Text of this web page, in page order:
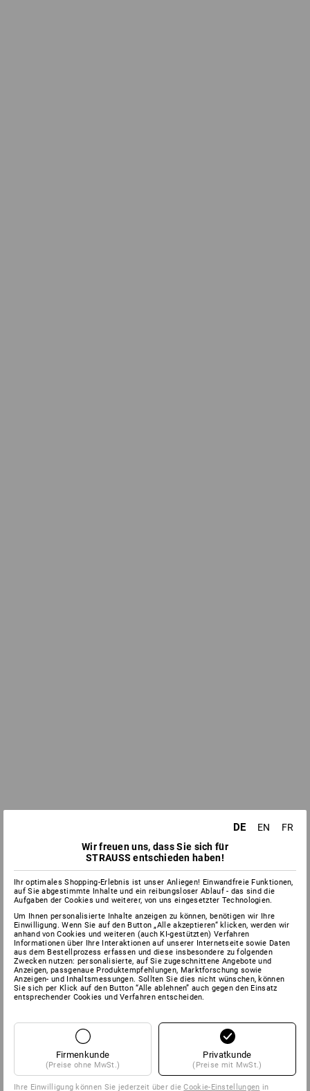
DE EN
FR
Wir freuen uns, dass Sie sich für
STRAUSS entschieden haben!
Ihr optimales Shopping-Erlebnis ist unser Anliegen! Einwandfreie Funktionen,
auf Sie abgestimmte Inhalte und ein reibungsloser Ablauf - das sind die
Aufgaben der Cookies und weiterer, von uns eingesetzter Technologien.
Um Ihnen personalisierte Inhalte anzeigen zu können, benötigen wir Ihre
Einwilligung. Wenn Sie auf den Button „Alle akzeptieren“ klicken, werden wir
anhand von Cookies und weiteren (auch KI-gestützten) Verfahren
Informationen über Ihre Interaktionen auf unserer Internetseite sowie Daten
aus dem Bestellprozess erfassen und diese insbesondere zu folgenden
Zwecken nutzen: personalisierte, auf Sie zugeschnittene Angebote und
Anzeigen, passgenaue Produktempfehlungen, Marktforschung sowie
Anzeigen- und Inhaltsmessungen. Sollten Sie dies nicht wünschen, können
Sie sich per Klick auf den Button “Alle ablehnen” auch gegen den Einsatz
entsprechender Cookies und Verfahren entscheiden.
Firmenkunde
(Preise ohne MwSt.)
Privatkunde
(Preise mit MwSt.)
Ihre Einwilligung können Sie jederzeit über dieCookie-Einstellungen in